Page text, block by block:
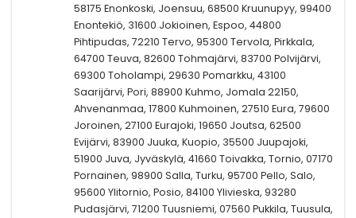
58175 Enonkoski, Joensuu, 68500 Kruunupyy, 99400
Enontekiö, 31600 Jokioinen, Espoo, 44800
Pihtipudas, 72210 Tervo, 95300 Tervola, Pirkkala,
64700 Teuva, 82600 Tohmajärvi, 83700 Polvijärvi,
69300 Toholampi, 29630 Pomarkku, 43100
Saarijärvi, Pori, 88900 Kuhmo, Jomala 22150,
Ahvenanmaa, 17800 Kuhmoinen, 27510 Eura, 79600
Joroinen, 27100 Eurajoki, 19650 Joutsa, 62500
Evijärvi, 83900 Juuka, Kuopio, 35500 Juupajoki,
51900 Juva, Jyväskylä, 41660 Toivakka, Tornio, 07170
Pornainen, 98900 Salla, Turku, 95700 Pello, Salo,
95600 Ylitornio, Posio, 84100 Ylivieska, 93280
Pudasjärvi, 71200 Tuusniemi, 07560 Pukkila, Tuusula,